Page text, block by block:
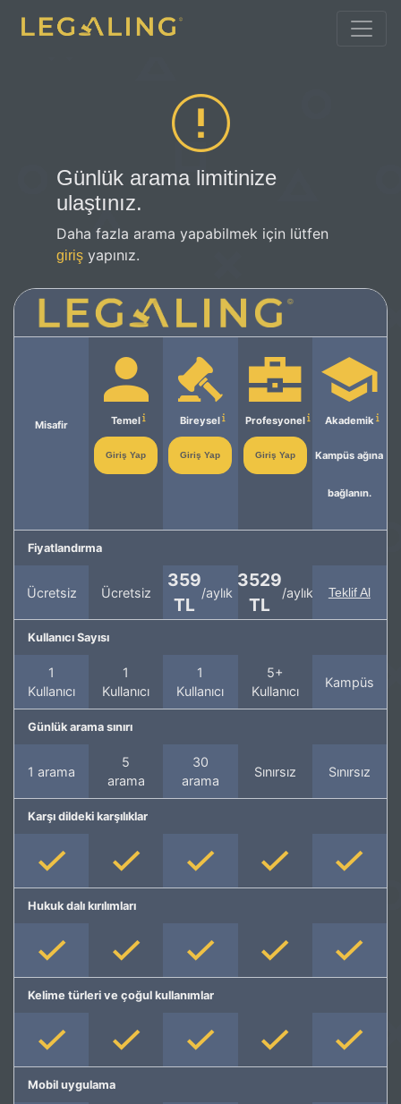
Günlük arama limitinize
ulaştınız.
Daha fazla arama yapabilmek için lütfen
giriş yapınız.
Misafir Temel
Giriş Yap
Bireysel
Giriş Yap
Profesyonel
Giriş Yap
Akademik
Kampüs ağına
bağlanın.
Fiyatlandırma
Ücretsiz Ücretsiz
359
TL
/aylık
3529
TL
/aylık Teklif Al
Kullanıcı Sayısı
1
Kullanıcı
1
Kullanıcı
1
Kullanıcı
5+
Kullanıcı
Kampüs
Günlük arama sınırı
1 arama
5
arama
30
arama
Sınırsız Sınırsız
Karşı dildeki karşılıklar
Hukuk dalı kırılımları
Kelime türleri ve çoğul kullanımlar
Mobil uygulama